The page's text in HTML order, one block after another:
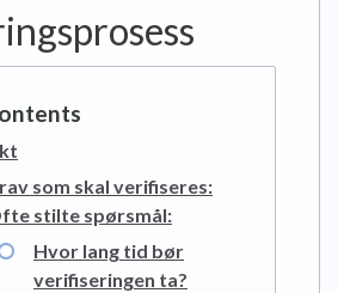
som skal verifiseres:
stilte spørsmål:
Hvor lang tid bør
verifiseringen ta?